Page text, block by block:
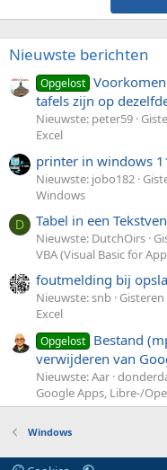
Nieuwste berichten
Opgelost
tafels zijn op
Nieuwste: peter59
Excel
printer in windows
Nieuwste: jobo182
Windows
D Tabel in een
Nieuwste: DutchOirs
VBA (Visual Basic for
foutmelding bij
Nieuwste: snb
Excel
Opgelost Bestand
verwijderen van
Nieuwste: Aar
Google Apps, Libre-/
Windows